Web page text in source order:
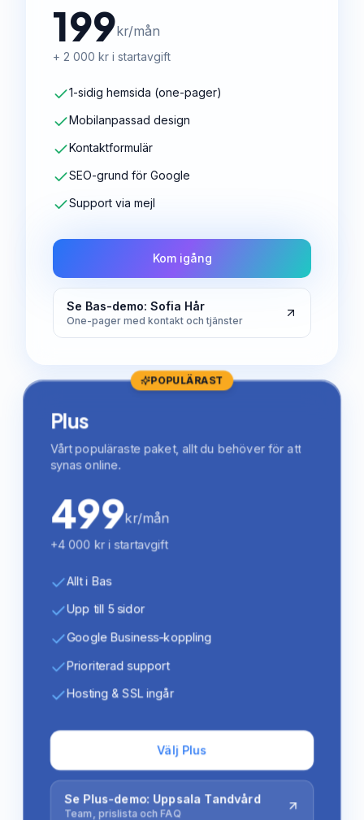
199kr/mån
+ 2 000 kr i startavgift
1-sidig hemsida (one-pager)
Mobilanpassad design
Kontaktformulär
SEO-grund för Google
Support via mejl
Kom igång
Se Bas-demo: Sofia Hår
One-pager med kontakt och tjänster
POPULÄRAST
Plus
Vårt populäraste paket, allt du behöver för att
synas online.
499kr/mån
+4 000 kr i startavgift
Allt i Bas
Upp till 5 sidor
Google Business-koppling
Prioriterad support
Hosting & SSL ingår
Välj Plus
Se Plus-demo: Uppsala Tandvård
Team, prislista och FAQ